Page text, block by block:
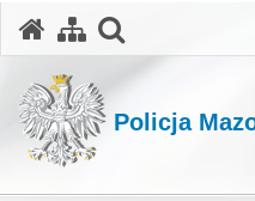
Policja